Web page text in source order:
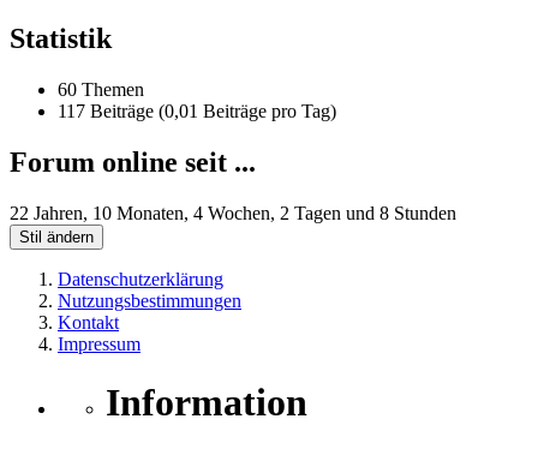
Statistik
60 Themen
117 Beiträge (0,01 Beiträge pro Tag)
Forum online seit ...
22 Jahren, 10 Monaten, 4 Wochen, 2 Tagen und 8 Stunden
Stil ändern
Datenschutzerklärung
Nutzungsbestimmungen
Kontakt
Impressum
Information